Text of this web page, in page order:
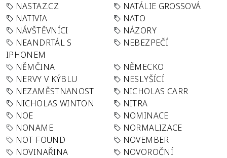
NASTAZ.CZ
NATÁLIE GROSSOVÁ
NATIVIA
NATO
NÁVŠTĚVNÍCI
NÁZORY
NEANDRTÁL S
IPHONEM
NEBEZPEČÍ
NĚMČINA
NĚMECKO
NERVY V KÝBLU
NESLYŠÍCÍ
NEZAMĚSTNANOST
NICHOLAS CARR
NICHOLAS WINTON
NITRA
NOE
NOMINACE
NONAME
NORMALIZACE
NOT FOUND
NOVEMBER
NOVINAŘINA
NOVOROČNÍ